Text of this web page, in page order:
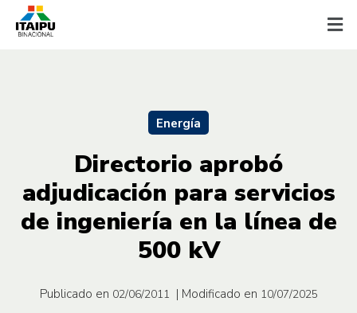
Energía
Directorio aprobó
adjudicación para servicios
de ingeniería en la línea de
500 kV
Publicado en 02/06/2011 | Modificado en 10/07/2025